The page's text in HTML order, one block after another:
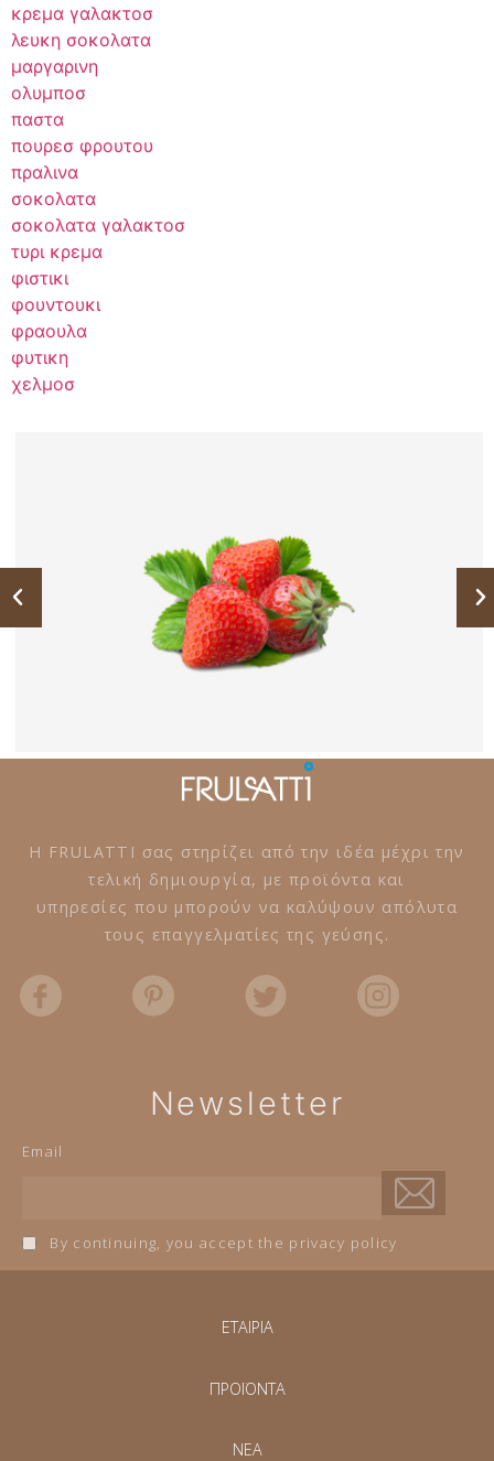
κρεμα γαλακτοσ
λευκη σοκολατα
μαργαρινη
ολυμποσ
παστα
πουρεσ φρουτου
πραλινα
σοκολατα
σοκολατα γαλακτοσ
τυρι κρεμα
φιστικι
φουντουκι
φραουλα
φυτικη
χελμοσ
Η FRULATTI σας στηρίζει από την ιδέα μέχρι την
τελική δημιουργία, με προϊόντα και
υπηρεσίες που μπορούν να καλύψουν απόλυτα
τους επαγγελματίες της γεύσης.
Newsletter
Email
By continuing, you accept the privacy policy
ΕΤΑΙΡΙΑ
ΠΡΟΪΟΝΤΑ
NEA